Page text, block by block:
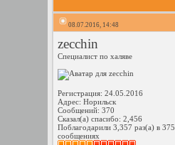
08.07.2016, 14:48
zecchin
Специалист по халяве
Регистрация: 24.05.2016
Адрес: Норильск
Сообщений: 370
Сказал(а) спасибо: 2,456
Поблагодарили 3,357 раз(а) в 375
сообщениях